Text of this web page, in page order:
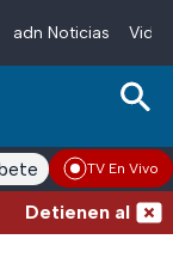
adn Noticias
Noticias RadioTV En Vivo
Detienen al